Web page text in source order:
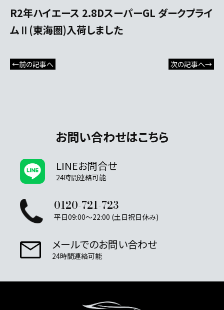
R2年ハイエース 2.8DスーパーGL ダークプライ
ムⅡ(東海圏)入荷しました
←前の記事へ 次の記事へ→
お問い合わせはこちら
LINEお問合せ
24時間連絡可能
0120-721-723
平日09:00～22:00 (土日祝日休み)
メールでのお問い合わせ
24時間連絡可能